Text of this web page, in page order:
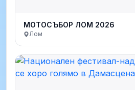
МОТОСЪБОР ЛОМ 2026
Лом